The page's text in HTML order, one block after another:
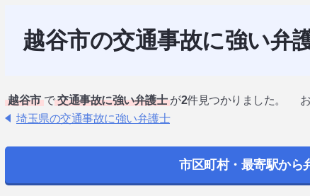
越谷市の交通事故に強い弁
越谷市 で 交通事故に強い弁護士 が2件見つかりました。
埼玉県の交通事故に強い弁護士
市区町村・最寄駅から